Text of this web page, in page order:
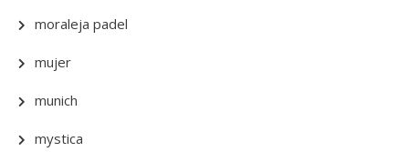
moraleja padel
mujer
munich
mystica